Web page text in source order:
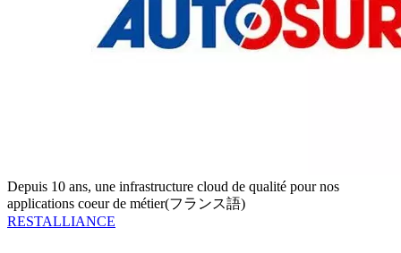
Depuis 10 ans, une infrastructure cloud de qualité pour nos
applications coeur de métier(フランス語)
RESTALLIANCE